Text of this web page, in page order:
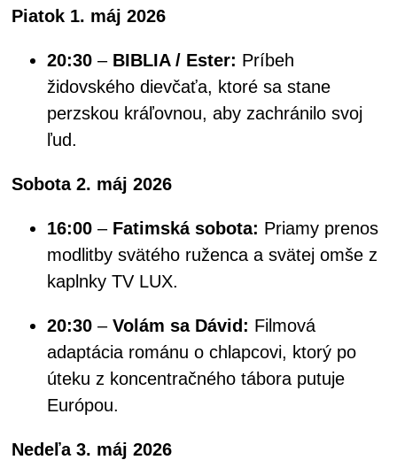
Piatok 1. máj 2026
20:30 – BIBLIA / Ester: Príbeh
židovského dievčaťa, ktoré sa stane
perzskou kráľovnou, aby zachránilo svoj
ľud.
Sobota 2. máj 2026
16:00 – Fatimská sobota: Priamy prenos
modlitby svätého ruženca a svätej omše z
kaplnky TV LUX.
20:30 – Volám sa Dávid: Filmová
adaptácia románu o chlapcovi, ktorý po
úteku z koncentračného tábora putuje
Európou.
Nedeľa 3. máj 2026